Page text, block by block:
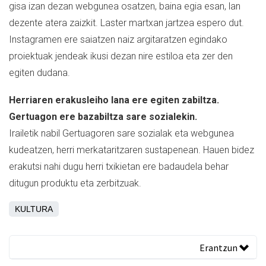
gisa izan dezan webgunea osatzen, baina egia esan, lan
dezente atera zaizkit. Laster martxan jartzea espero dut.
Instagramen ere saiatzen naiz argitaratzen egindako
proiektuak jendeak ikusi dezan nire estiloa eta zer den
egiten dudana.
Herriaren erakusleiho lana ere egiten zabiltza.
Gertuagon ere bazabiltza sare sozialekin.
Irailetik nabil Gertuagoren sare sozialak eta webgunea
kudeatzen, herri merkataritzaren sustapenean. Hauen bidez
erakutsi nahi dugu herri txikietan ere badaudela behar
ditugun produktu eta zerbitzuak.
KULTURA
Erantzun